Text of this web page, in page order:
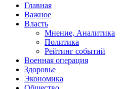
Главная
Важное
Власть
Мнение, Аналитика
Политика
Рейтинг событий
Военная операция
Здоровье
Экономика